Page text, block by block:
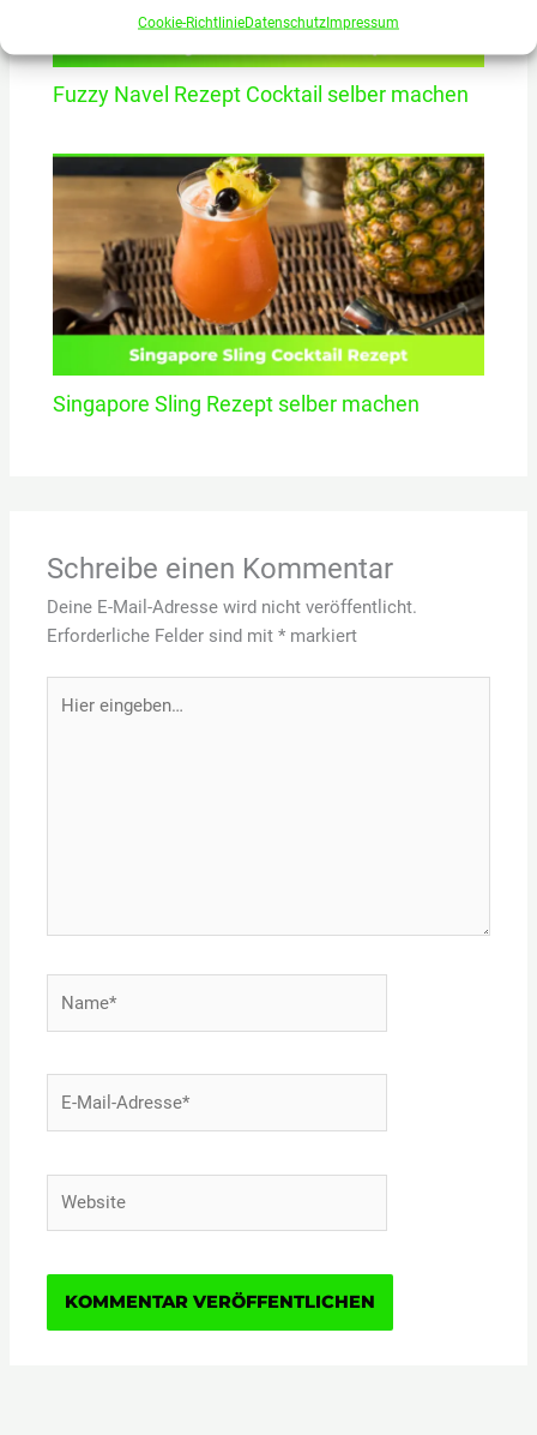
Cookie-RichtlinieDatenschutzImpressum
Fuzzy Navel Rezept Cocktail selber machen
Singapore Sling Rezept selber machen
Schreibe einen Kommentar
Deine E-Mail-Adresse wird nicht veröffentlicht.
Erforderliche Felder sind mit* markiert
eingeben…
Mail-